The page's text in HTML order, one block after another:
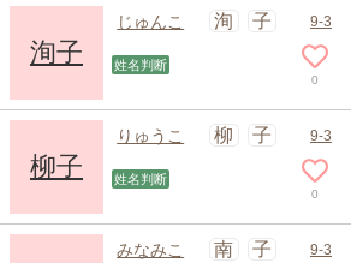
洵子
じゅんこ 洵 子 9-3
姓名判断
0
柳子
りゅうこ 柳 子 9-3
姓名判断
0
みなみこ 南 子 9-3